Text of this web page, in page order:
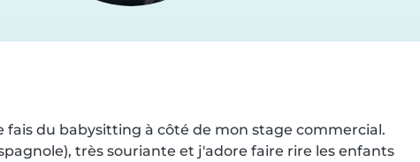
du babysitting à côté de mon stage commercial.
très souriante et j'adore faire rire les enfants